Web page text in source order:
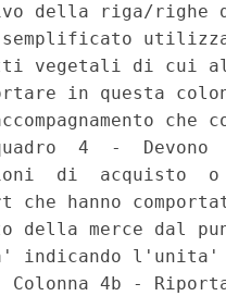
della riga/
vegetali di cui
in questa
4  -
di  acquisto  o
hanno
merce dal
indicando l'unita'
4b -